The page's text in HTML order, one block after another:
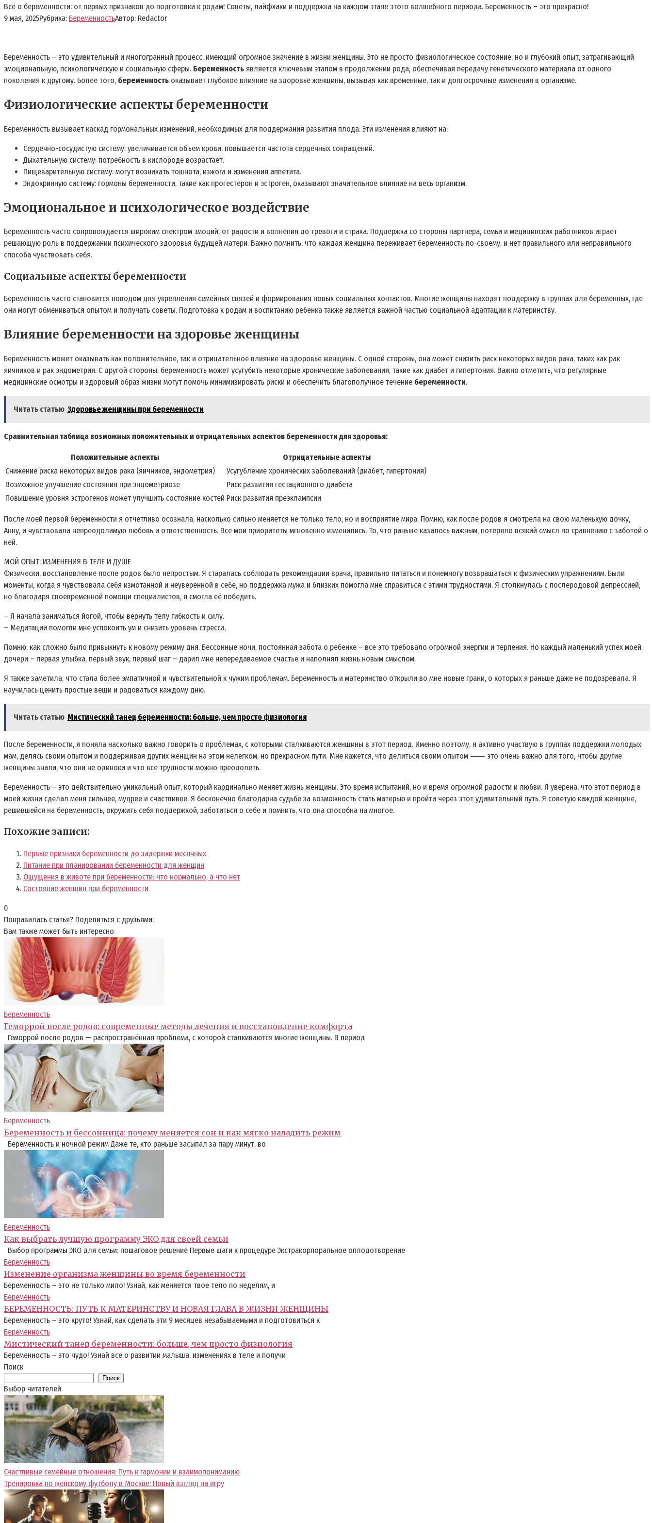
Всё о беременности: от первых признаков до подготовки к родам! Советы, лайфхаки и поддержка на каждом этапе этого волшебного периода. Беременность – это прекрасно!
9 мая, 2025Рубрика: БеременностьАвтор: Redactor
Беременность – это удивительный и многогранный процесс, имеющий огромное значение в жизни женщины. Это не просто физиологическое состояние, но и глубокий опыт, затрагивающий
эмоциональную, психологическую и социальную сферы. Беременность является ключевым этапом в продолжении рода, обеспечивая передачу генетического материала от одного
поколения к другому. Более того, беременность оказывает глубокое влияние на здоровье женщины, вызывая как временные, так и долгосрочные изменения в организме.
Физиологические аспекты беременности
Беременность вызывает каскад гормональных изменений, необходимых для поддержания развития плода. Эти изменения влияют на:
Сердечно-сосудистую систему: увеличивается объем крови, повышается частота сердечных сокращений.
Дыхательную систему: потребность в кислороде возрастает.
Пищеварительную систему: могут возникать тошнота, изжога и изменения аппетита.
Эндокринную систему: гормоны беременности, такие как прогестерон и эстроген, оказывают значительное влияние на весь организм.
Эмоциональное и психологическое воздействие
Беременность часто сопровождается широким спектром эмоций, от радости и волнения до тревоги и страха. Поддержка со стороны партнера, семьи и медицинских работников играет
решающую роль в поддержании психического здоровья будущей матери. Важно помнить, что каждая женщина переживает беременность по-своему, и нет правильного или неправильного
способа чувствовать себя.
Социальные аспекты беременности
Беременность часто становится поводом для укрепления семейных связей и формирования новых социальных контактов. Многие женщины находят поддержку в группах для беременных, где
они могут обмениваться опытом и получать советы. Подготовка к родам и воспитанию ребенка также является важной частью социальной адаптации к материнству.
Влияние беременности на здоровье женщины
Беременность может оказывать как положительное, так и отрицательное влияние на здоровье женщины. С одной стороны, она может снизить риск некоторых видов рака, таких как рак
яичников и рак эндометрия. С другой стороны, беременность может усугубить некоторые хронические заболевания, такие как диабет и гипертония. Важно отметить, что регулярные
медицинские осмотры и здоровый образ жизни могут помочь минимизировать риски и обеспечить благополучное течение беременности.
Читать статью Здоровье женщины при беременности
Сравнительная таблица возможных положительных и отрицательных аспектов беременности для здоровья:
Положительные аспекты
Отрицательные аспекты
Снижение риска некоторых видов рака (яичников, эндометрия)
Усугубление хронических заболеваний (диабет, гипертония)
Возможное улучшение состояния при эндометриозе
Риск развития гестационного диабета
Повышение уровня эстрогенов может улучшить состояние костей Риск развития преэклампсии
После моей первой беременности я отчетливо осознала, насколько сильно меняется не только тело, но и восприятие мира. Помню, как после родов я смотрела на свою маленькую дочку,
Анну, и чувствовала непреодолимую любовь и ответственность. Все мои приоритеты мгновенно изменились. То, что раньше казалось важным, потеряло всякий смысл по сравнению с заботой о
ней.
МОЙ ОПЫТ: ИЗМЕНЕНИЯ В ТЕЛЕ И ДУШЕ
Физически, восстановление после родов было непростым. Я старалась соблюдать рекомендации врача, правильно питаться и понемногу возвращаться к физическим упражнениям. Были
моменты, когда я чувствовала себя измотанной и неуверенной в себе, но поддержка мужа и близких помогла мне справиться с этими трудностями. Я столкнулась с послеродовой депрессией,
но благодаря своевременной помощи специалистов, я смогла её победить.
– Я начала заниматься йогой, чтобы вернуть телу гибкость и силу.
– Медитации помогли мне успокоить ум и снизить уровень стресса.
Помню, как сложно было привыкнуть к новому режиму дня. Бессонные ночи, постоянная забота о ребенке – все это требовало огромной энергии и терпения. Но каждый маленький успех моей
дочери – первая улыбка, первый звук, первый шаг – дарил мне непередаваемое счастье и наполнял жизнь новым смыслом.
Я также заметила, что стала более эмпатичной и чувствительной к чужим проблемам. Беременность и материнство открыли во мне новые грани, о которых я раньше даже не подозревала. Я
научилась ценить простые вещи и радоваться каждому дню.
Читать статью Мистический танец беременности: больше, чем просто физиология
После беременности, я поняла насколько важно говорить о проблемах, с которыми сталкиваются женщины в этот период. Именно поэтому, я активно участвую в группах поддержки молодых
мам, делясь своим опытом и поддерживая других женщин на этом нелегком, но прекрасном пути. Мне кажется, что делиться своим опытом ⸺ это очень важно для того, чтобы другие
женщины знали, что они не одиноки и что все трудности можно преодолеть.
Беременность – это действительно уникальный опыт, который кардинально меняет жизнь женщины. Это время испытаний, но и время огромной радости и любви. Я уверена, что этот период в
моей жизни сделал меня сильнее, мудрее и счастливее. Я бесконечно благодарна судьбе за возможность стать матерью и пройти через этот удивительный путь. Я советую каждой женщине,
решившейся на беременность, окружить себя поддержкой, заботиться о себе и помнить, что она способна на многое.
Похожие записи:
Первые признаки беременности до задержки месячных
Питание при планировании беременности для женщин
Ощущения в животе при беременности: что нормально, а что нет
Состояние женщин при беременности
0
Понравилась статья? Поделиться с друзьями:
Вам также может быть интересно
Беременность
Геморрой после родов: современные методы лечения и восстановление комфорта
Геморрой после родов — распространённая проблема, с которой сталкиваются многие женщины. В период
Беременность
Беременность и бессонница: почему меняется сон и как мягко наладить режим
Беременность и ночной режим Даже те, кто раньше засыпал за пару минут, во
Беременность
Как выбрать лучшую программу ЭКО для своей семьи
Выбор программы ЭКО для семьи: пошаговое решение Первые шаги к процедуре Экстракорпоральное оплодотворение
Беременность
Изменение организма женщины во время беременности
Беременность – это не только мило! Узнай, как меняется твое тело по неделям, и
Беременность
БЕРЕМЕННОСТЬ: ПУТЬ К МАТЕРИНСТВУ И НОВАЯ ГЛАВА В ЖИЗНИ ЖЕНЩИНЫ
Беременность – это круто! Узнай, как сделать эти 9 месяцев незабываемыми и подготовиться к
Беременность
Мистический танец беременности: больше, чем просто физиология
Беременность – это чудо! Узнай все о развитии малыша, изменениях в теле и получи
Поиск
Поиск
Выбор читателей
Счастливые семейные отношения: Путь к гармонии и взаимопониманию
Тренировка по женскому футболу в Москве: Новый взгляд на игру